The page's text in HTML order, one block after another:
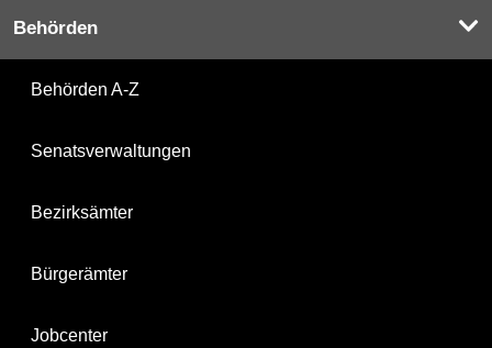
Behörden
Behörden A-Z
Senatsverwaltungen
Bezirksämter
Bürgerämter
Jobcenter